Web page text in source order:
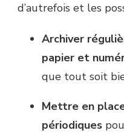
d’autrefois et les
Archiver
papier et
que tout soit
Mettre en
périodiques